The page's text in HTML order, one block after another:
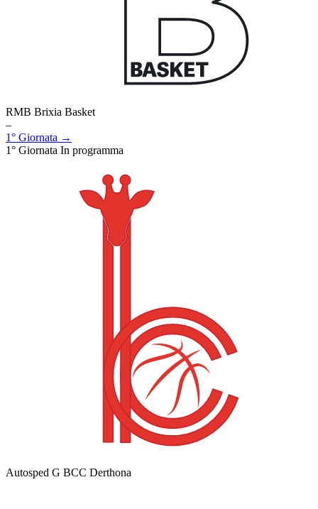
RMB Brixia Basket
–
1° Giornata →
1° Giornata In programma
Autosped G BCC Derthona